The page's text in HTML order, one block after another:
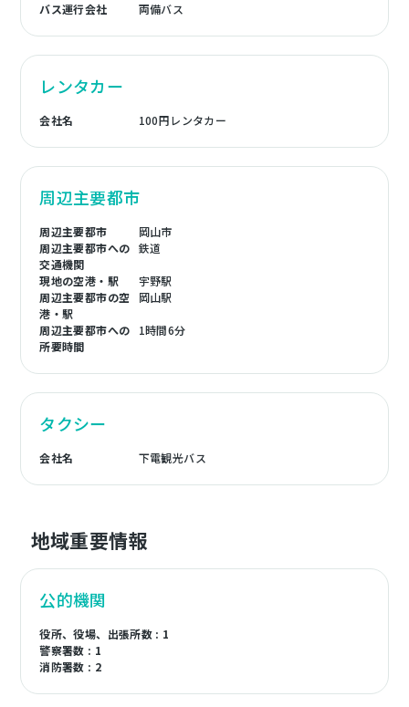
バス運行会社 両備バス
レンタカー
会社名 100円レンタカー
周辺主要都市
周辺主要都市
岡山市
周辺主要都市への
交通機関
鉄道
現地の空港・駅
宇野駅
周辺主要都市の空
港・駅
岡山駅
周辺主要都市への
所要時間
1時間6分
タクシー
会社名 下電観光バス
地域重要情報
公的機関
役所、役場、出張所数 : 1
警察署数 : 1
消防署数 : 2